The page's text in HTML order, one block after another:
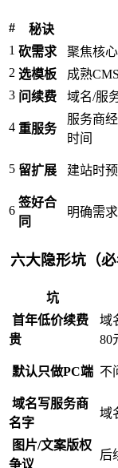
# 秘诀
1 砍需求 聚焦核
2 选模板 成熟
3 问续费 域名/服
4 重服务
服务商
时间
5 留扩展 建站时
6
签好合
同
明确需
六大隐形坑（必
坑
首年低价续费
贵
域
80
默认只做PC端 不
域名写服务商
名字
域
图片/文案版权
争议
后